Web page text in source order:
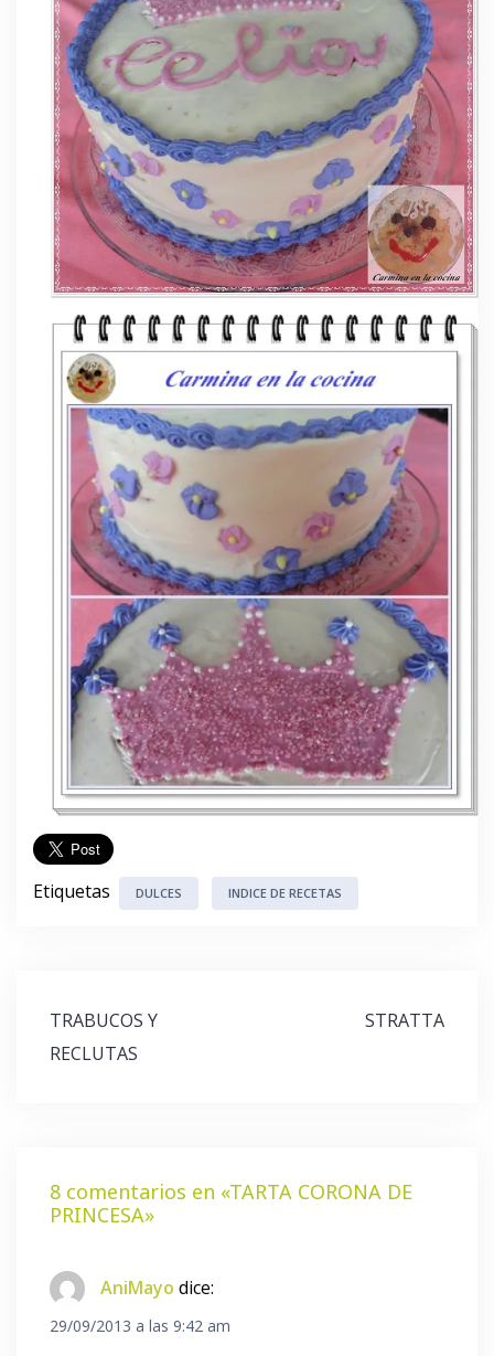
Etiquetas DULCES INDICE DE RECETAS
Navegación
de
entradas
TRABUCOS Y
RECLUTAS
STRATTA
8 comentarios en «TARTA CORONA DE
PRINCESA»
AniMayo dice:
29/09/2013 a las 9:42 am